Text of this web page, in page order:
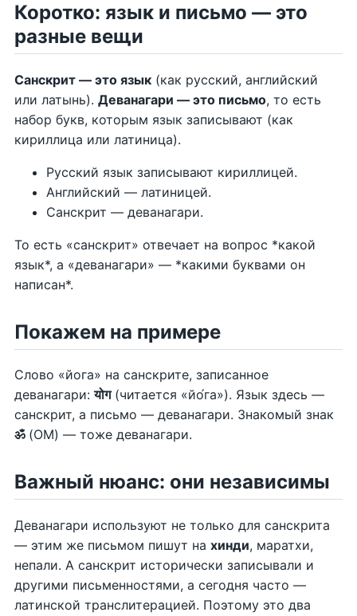
Коротко: язык и письмо — это
разные вещи
Санскрит — это язык (как русский, английский
или латынь). Деванагари — это письмо, то есть
набор букв, которым язык записывают (как
кириллица или латиница).
Русский язык записывают кириллицей.
Английский — латиницей.
Санскрит — деванагари.
То есть «санскрит» отвечает на вопрос *какой
язык*, а «деванагари» — *какими буквами он
написан*.
Покажем на примере
Слово «йога» на санскрите, записанное
деванагари:योग(читается «йо́га»). Язык здесь —
санскрит, а письмо — деванагари. Знакомый знак
ॐ(ОМ) — тоже деванагари.
Важный нюанс: они независимы
Деванагари используют не только для санскрита
— этим же письмом пишут на хинди, маратхи,
непали. А санскрит исторически записывали и
другими письменностями, а сегодня часто —
латинской транслитерацией. Поэтому это два